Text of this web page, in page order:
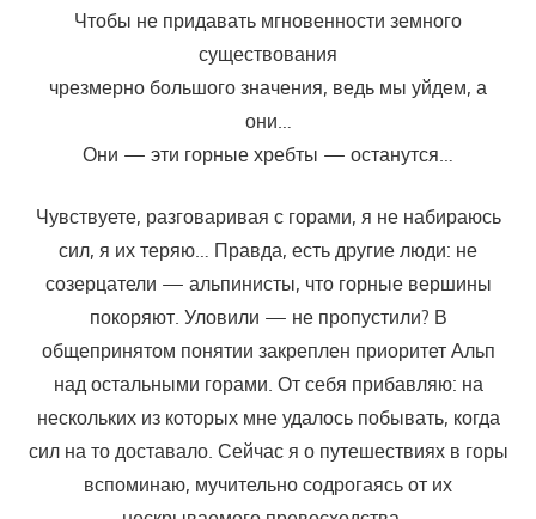
Чтобы не придавать мгновенности земного
существования
чрезмерно большого значения, ведь мы уйдем, а
они…
Они — эти горные хребты — останутся…
Чувствуете, разговаривая с горами, я не набираюсь
сил, я их теряю… Правда, есть другие люди: не
созерцатели — альпинисты, что горные вершины
покоряют. Уловили — не пропустили? В
общепринятом понятии закреплен приоритет Альп
над остальными горами. От себя прибавляю: на
нескольких из которых мне удалось побывать, когда
сил на то доставало. Сейчас я о путешествиях в горы
вспоминаю, мучительно содрогаясь от их